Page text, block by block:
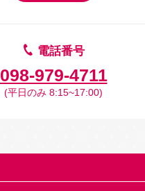
電話番号
098-979-4711
(平日のみ 8:15~17:00)